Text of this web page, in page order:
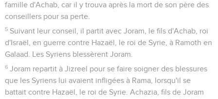
famille d'Achab, car il y trouva après la mort de son père des
conseillers pour sa perte.
5 Suivant leur conseil, il partit avec Joram, le fils d'Achab, roi
d'Israël, en guerre contre Hazaël, le roi de Syrie, à Ramoth en
Galaad. Les Syriens blessèrent Joram.
6 Joram repartit à Jizreel pour se faire soigner des blessures
que les Syriens lui avaient infligées à Rama, lorsqu'il se
battait contre Hazaël, le roi de Syrie. Achazia, fils de Joram